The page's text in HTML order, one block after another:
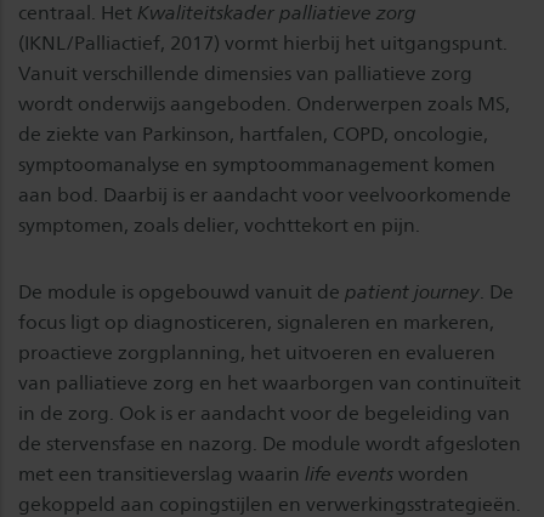
centraal. Het Kwaliteitskader palliatieve zorg
(IKNL/Palliactief, 2017) vormt hierbij het uitgangspunt.
Vanuit verschillende dimensies van palliatieve zorg
wordt onderwijs aangeboden. Onderwerpen zoals MS,
de ziekte van Parkinson, hartfalen, COPD, oncologie,
symptoomanalyse en symptoommanagement komen
aan bod. Daarbij is er aandacht voor veelvoorkomende
symptomen, zoals delier, vochttekort en pijn.
De module is opgebouwd vanuit de patient journey. De
focus ligt op diagnosticeren, signaleren en markeren,
proactieve zorgplanning, het uitvoeren en evalueren
van palliatieve zorg en het waarborgen van continuïteit
in de zorg. Ook is er aandacht voor de begeleiding van
de stervensfase en nazorg. De module wordt afgesloten
met een transitieverslag waarin life events worden
gekoppeld aan copingstijlen en verwerkingsstrategieën.